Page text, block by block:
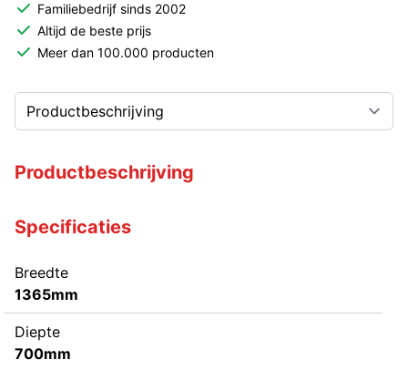
Familiebedrijf sinds 2002
Altijd de beste prijs
Meer dan 100.000 producten
Productbeschrijving
Specificaties
Breedte
1365mm
Diepte
700mm